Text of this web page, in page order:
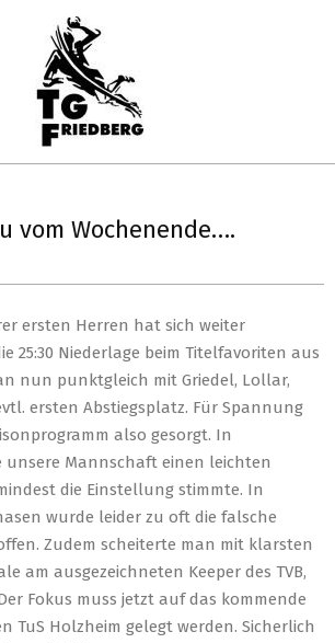
vom Wochenende….
ersten Herren hat sich weiter
25:30 Niederlage beim Titelfavoriten aus
nun punktgleich mit Griedel, Lollar,
ersten Abstiegsplatz. Für Spannung
also gesorgt. In
unsere Mannschaft einen leichten
die Einstellung stimmte. In
wurde leider zu oft die falsche
Zudem scheiterte man mit klarsten
am ausgezeichneten Keeper des TVB,
Fokus muss jetzt auf das kommende
TuS Holzheim gelegt werden. Sicherlich